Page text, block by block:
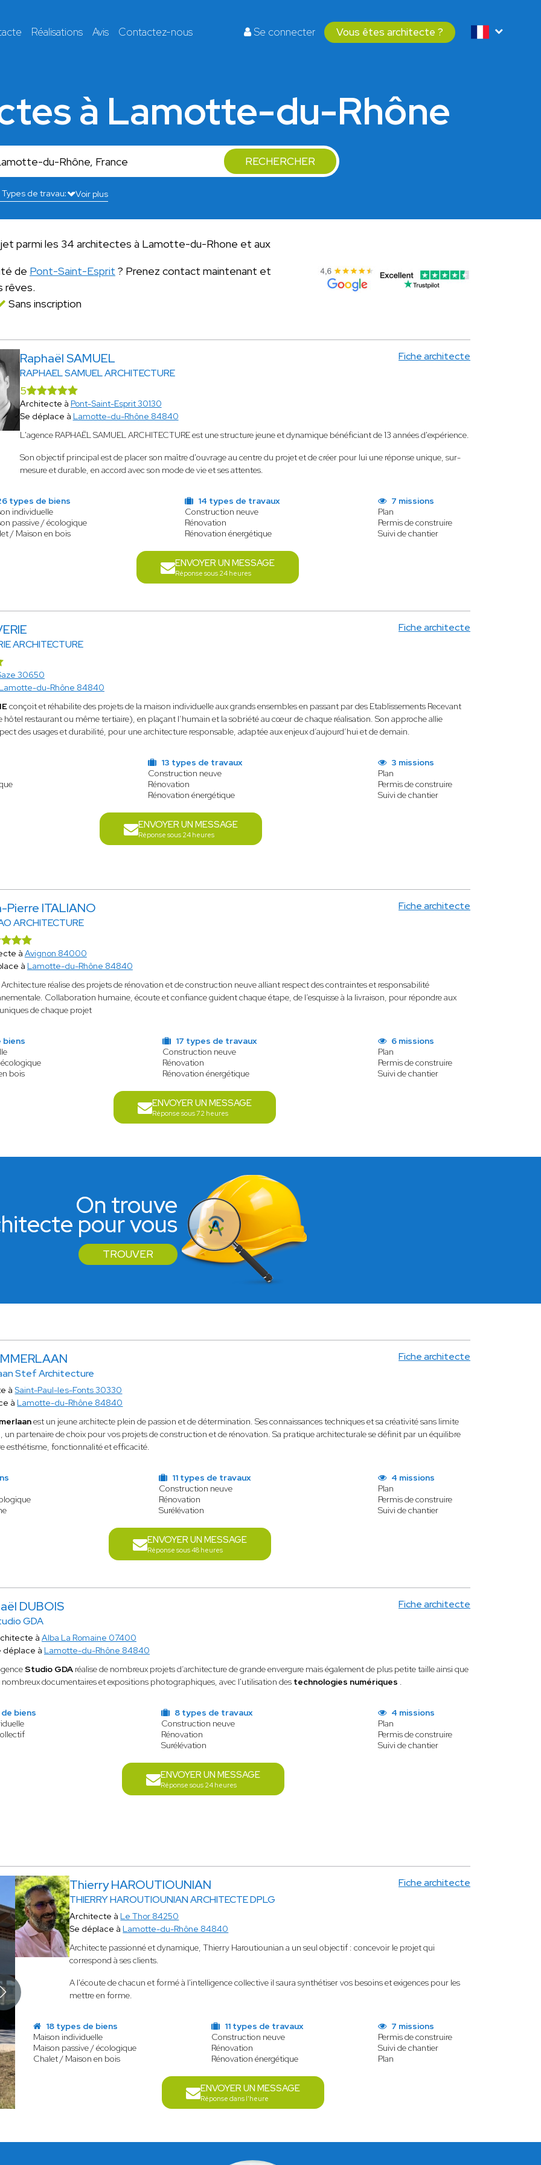
Réalisations Avis Contactez-nous Se connecter Vous êtes architecte ?
à Lamotte-du-Rhône
RECHERCHER
Voir plus
parmi les 34 architectes à Lamotte-du-Rhone et aux
de Pont-Saint-Esprit ? Prenez contact maintenant et
rêves.
Sans inscription
Raphaël SAMUEL
RAPHAEL SAMUEL ARCHITECTURE
Fiche architecte
5
Architecte à Pont-Saint-Esprit 30130
Se déplace à Lamotte-du-Rhône 84840
L'agence RAPHAËL SAMUEL ARCHITECTURE est une structure jeune et dynamique bénéficiant de 13 années d'expérience.
Son objectif principal est de placer son maître d'ouvrage au centre du projet et de créer pour lui une réponse unique, sur-
mesure et durable, en accord avec son mode de vie et ses attentes.
types de biens
individuelle
passive / écologique
/ Maison en bois
14 types de travaux
Construction neuve
Rénovation
Rénovation énergétique
7 missions
Plan
Permis de construire
Suivi de chantier
ENVOYER UN MESSAGE
Réponse sous 24 heures
ARCHITECTURE
Fiche architecte
30650
du-Rhône 84840
conçoit et réhabilite des projets de la maison individuelle aux grands ensembles en passant par des Etablissements Recevant
restaurant ou même tertiaire), en plaçant l’humain et la sobriété au cœur de chaque réalisation. Son approche allie
des usages et durabilité, pour une architecture responsable, adaptée aux enjeux d’aujourd’hui et de demain.
13 types de travaux
Construction neuve
Rénovation
Rénovation énergétique
3 missions
Plan
Permis de construire
Suivi de chantier
ENVOYER UN MESSAGE
Réponse sous 24 heures
Pierre ITALIANO
ARCHITECTURE
Fiche architecte
à Avignon 84000
à Lamotte-du-Rhône 84840
réalise des projets de rénovation et de construction neuve alliant respect des contraintes et responsabilité
Collaboration humaine, écoute et confiance guident chaque étape, de l’esquisse à la livraison, pour répondre aux
de chaque projet
bois
17 types de travaux
Construction neuve
Rénovation
Rénovation énergétique
6 missions
Plan
Permis de construire
Suivi de chantier
ENVOYER UN MESSAGE
Réponse sous 72 heures
On trouve
pour vous
TROUVER
Stef Architecture
Fiche architecte
àSaint-Paul-les-Fonts 30330
à Lamotte-du-Rhône 84840
est un jeune architecte plein de passion et de détermination. Ses connaissances techniques et sa créativité sans limite
un partenaire de choix pour vos projets de construction et de rénovation. Sa pratique architecturale se définit par un équilibre
esthétisme, fonctionnalité et efficacité.
11 types de travaux
Construction neuve
Rénovation
Surélévation
4 missions
Plan
Permis de construire
Suivi de chantier
ENVOYER UN MESSAGE
Réponse sous 48 heures
DUBOIS
GDA
Fiche architecte
à Alba La Romaine 07400
déplace à Lamotte-du-Rhône 84840
Studio GDAréalise de nombreux projets d’architecture de grande envergure mais également de plus petite taille ainsi que
nombreux documentaires et expositions photographiques, avec l'utilisation des technologies numériques .
biens
8 types de travaux
Construction neuve
Rénovation
Surélévation
4 missions
Plan
Permis de construire
Suivi de chantier
ENVOYER UN MESSAGE
Réponse sous 24 heures
Thierry HAROUTIOUNIAN
THIERRY HAROUTIOUNIAN ARCHITECTE DPLG
Fiche architecte
Architecte à Le Thor 84250
Se déplace à Lamotte-du-Rhône 84840
Architecte passionné et dynamique, Thierry Haroutiounian a un seul objectif : concevoir le projet qui
correspond à ses clients.
A l'écoute de chacun et formé à l'intelligence collective il saura synthétiser vos besoins et exigences pour les
mettre en forme.
18 types de biens
Maison individuelle
Maison passive / écologique
Chalet / Maison en bois
11 types de travaux
Construction neuve
Rénovation
Rénovation énergétique
7 missions
Permis de construire
Suivi de chantier
Plan
ENVOYER UN MESSAGE
Réponse dans l'heure